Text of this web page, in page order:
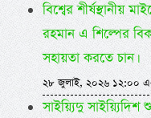
বিশ্বের শীর্ষস্থানীয়
রহমান এ শিল্পের
সহায়তা করতে চান।
২৮ জুলাই, ২০২৬ ১২:০০
সাইয়্যিদু